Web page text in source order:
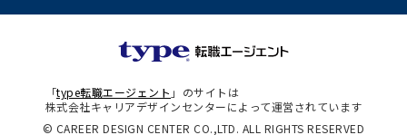
「type転職エージェント 」のサイトは
株式会社キャリアデザインセンターによって運営されています
© CAREER DESIGN CENTER CO.,LTD. ALL RIGHTS RESERVED